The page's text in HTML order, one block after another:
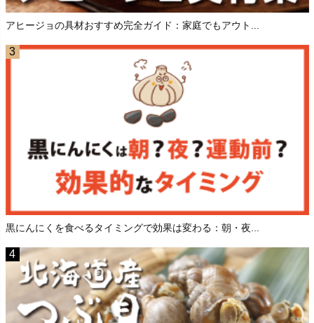
アヒージョの具材おすすめ完全ガイド：家庭でもアウト...
黒にんにくを食べるタイミングで効果は変わる：朝・夜...